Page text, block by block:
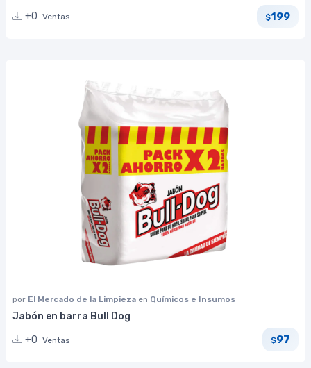
+0 Ventas $199
por El Mercado de la Limpieza en Químicos e Insumos
Jabón en barra Bull Dog
+0 Ventas $97